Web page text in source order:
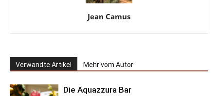
Jean Camus
Verwandte Artikel Mehr vom Autor
Die Aquazzura Bar